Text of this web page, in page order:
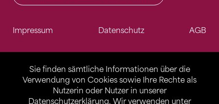
Sie finden sämtliche Informationen über die
Verwendung von Cookies sowie Ihre Rechte als
Nutzerin oder Nutzer in unserer
Datenschutzerklärung. Wir verwenden unter
Impressum Datenschutz AGB